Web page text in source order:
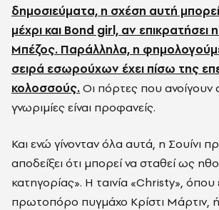
δημοσιεύματα, η σχέση αυτή
μέχρι και Bond girl, αν επικρατήσει
Μπέζος. Παράλληλα, η
σειρά εσωρούχων έχει πίσω της
κολοσσούς.Οι πόρτες που ανοίγουν
γνωριμίες είναι προφανείς.
Και ενώ γίνονταν όλα αυτά, η Σουίνι
αποδείξει ότι μπορεί να σταθεί ως
κατηγορίας». Η ταινία «Christy», όπου
πρωτοπόρο πυγμάχο Κρίστι Μάρτιν,